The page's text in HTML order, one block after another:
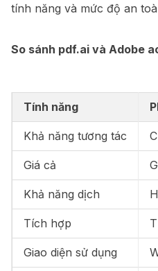
tính năng và mức độ an
So sánh pdf.ai và Adobe
Tính năng
Khả năng tương tác
Giá cả
Khả năng dịch
Tích hợp
Giao diện sử dụng